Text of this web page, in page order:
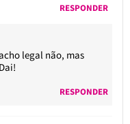
RESPONDER
legal não, mas
RESPONDER